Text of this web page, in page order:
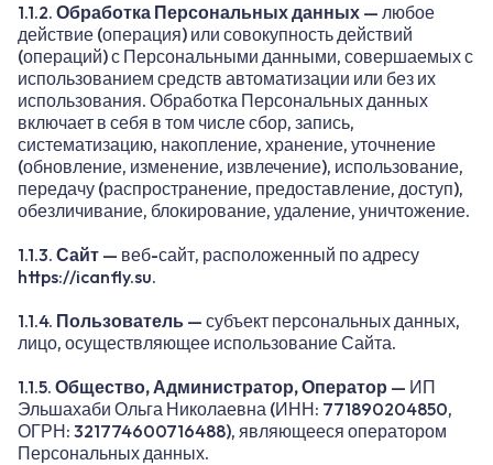
1.1.2. Обработка Персональных данных — любое
действие (операция) или совокупность действий
(операций) с Персональными данными, совершаемых с
использованием средств автоматизации или без их
использования. Обработка Персональных данных
включает в себя в том числе сбор, запись,
систематизацию, накопление, хранение, уточнение
(обновление, изменение, извлечение), использование,
передачу (распространение, предоставление, доступ),
обезличивание, блокирование, удаление, уничтожение.
1.1.3. Сайт — веб-сайт, расположенный по адресу
https://icanfly.su.
1.1.4. Пользователь — субъект персональных данных,
лицо, осуществляющее использование Сайта.
1.1.5. Общество, Администратор, Оператор — ИП
Эльшахаби Ольга Николаевна (ИНН: 771890204850,
ОГРН: 321774600716488), являющееся оператором
Персональных данных.